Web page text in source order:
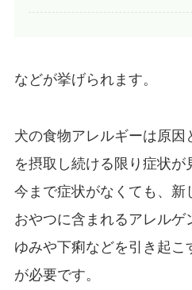
などが挙げられます。
犬の食物アレルギーは原因
を摂取し続ける限り症状が
今まで症状がなくても、新
おやつに含まれるアレルゲ
ゆみや下痢などを引き起こ
が必要です。